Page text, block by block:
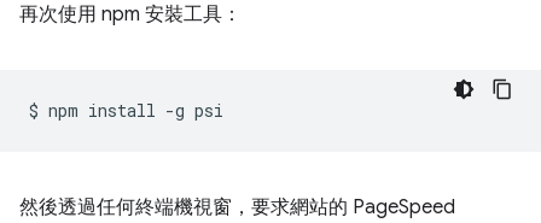
再次使用 npm 安裝工具：
$ npm install -g
然後透過任何終端機視窗，要求網站的 PageSpeed